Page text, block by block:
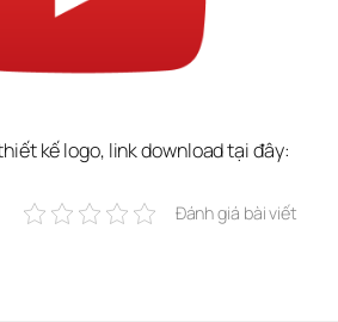
kế logo, link download tại đây:
Đánh giá bài viết